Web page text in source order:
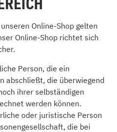
Online-Shop gelten
Online-Shop richtet sich
Person, die ein
abschließt, die überwiegend
ihrer selbständigen
werden können.
oder juristische Person
die bei